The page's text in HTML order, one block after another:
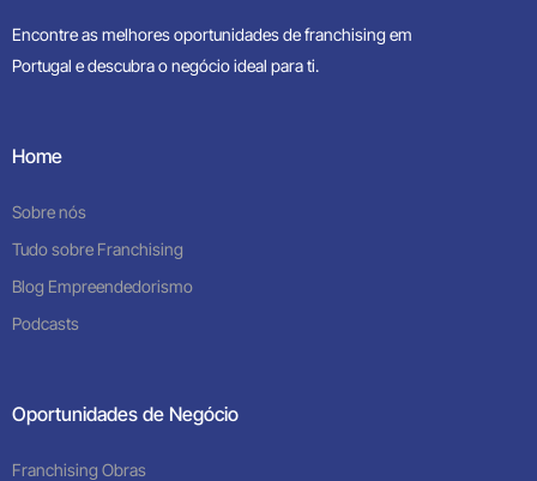
Encontre as melhores oportunidades de franchising em
Portugal e descubra o negócio ideal para ti.
Home
Sobre nós
Tudo sobre Franchising
Blog Empreendedorismo
Podcasts
Oportunidades de Negócio
Franchising Obras